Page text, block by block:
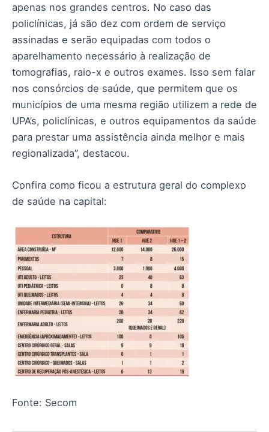
apenas nos grandes centros. No caso das
policlínicas, já são dez com ordem de serviço
assinadas e serão equipadas com todos o
aparelhamento necessário à realização de
tomografias, raio-x e outros exames. Isso sem falar
nos consórcios de saúde, que permitem que os
municípios de uma mesma região utilizem a rede de
UPA’s, policlínicas, e outros equipamentos da saúde
para prestar uma assistência ainda melhor e mais
regionalizada”, destacou.
Confira como ficou a estrutura geral do complexo
de saúde na capital:
Fonte: Secom